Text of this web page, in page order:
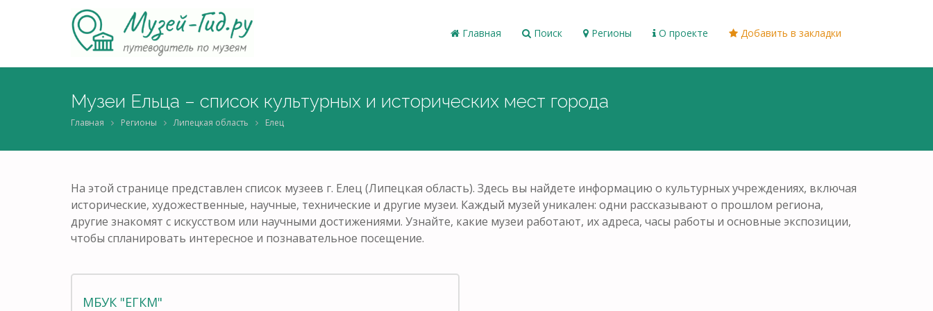
Главная Поиск Регионы О проекте Добавить в закладки
Музеи Ельца – список культурных и исторических мест города
Главная Регионы Липецкая область Елец
На этой странице представлен список музеев г. Елец (Липецкая область). Здесь вы найдете информацию о культурных учреждениях, включая
исторические, художественные, научные, технические и другие музеи. Каждый музей уникален: одни рассказывают о прошлом региона,
другие знакомят с искусством или научными достижениями. Узнайте, какие музеи работают, их адреса, часы работы и основные экспозиции,
чтобы спланировать интересное и познавательное посещение.
МБУК "ЕГКМ"